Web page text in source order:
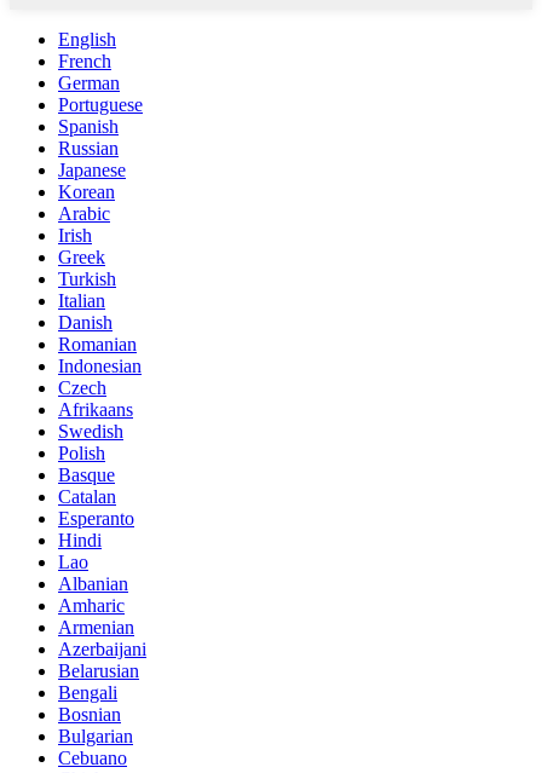
English
French
German
Portuguese
Spanish
Russian
Japanese
Korean
Arabic
Irish
Greek
Turkish
Italian
Danish
Romanian
Indonesian
Czech
Afrikaans
Swedish
Polish
Basque
Catalan
Esperanto
Hindi
Lao
Albanian
Amharic
Armenian
Azerbaijani
Belarusian
Bengali
Bosnian
Bulgarian
Cebuano